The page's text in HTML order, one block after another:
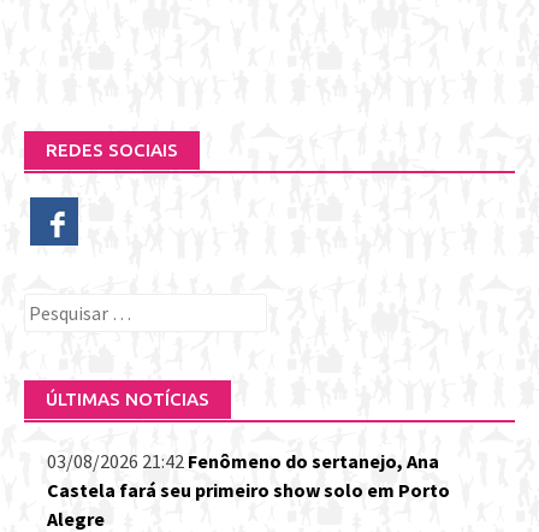
REDES SOCIAIS
Pesquisar
ÚLTIMAS NOTÍCIAS
03/08/2026 21:42 Fenômeno do sertanejo, Ana
Castela fará seu primeiro show solo em Porto
Alegre